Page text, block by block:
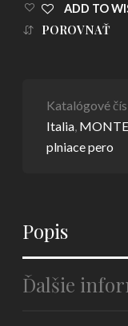
ADD TO
POROVNAŤ
Katalógové
Italia
plniace pero
Popis
Ďalšie